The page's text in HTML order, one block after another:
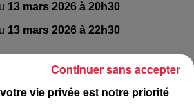
13 mars 2026 à 20h30
13 mars 2026 à 22h30
SELESTAT
vie privée est notre priorité
Continuer sans accepter